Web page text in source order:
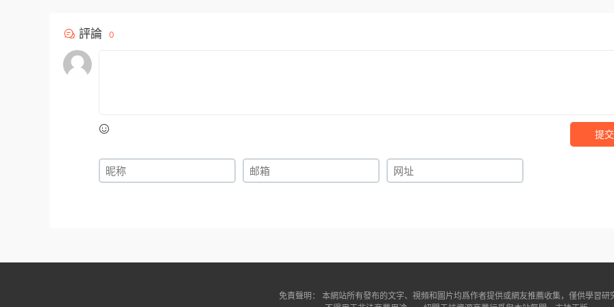
評論 0
提交
免責聲明： 本網站所有發布的文字、視頻和圖片均爲作者提供或網友推薦收集，僅供學習研